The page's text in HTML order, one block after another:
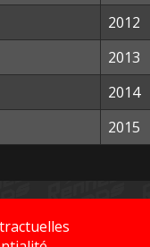
2012
2013
2014
2015